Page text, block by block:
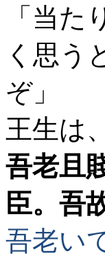
「当
く思う
ぞ」
王生は
吾老且
臣。吾
吾老い